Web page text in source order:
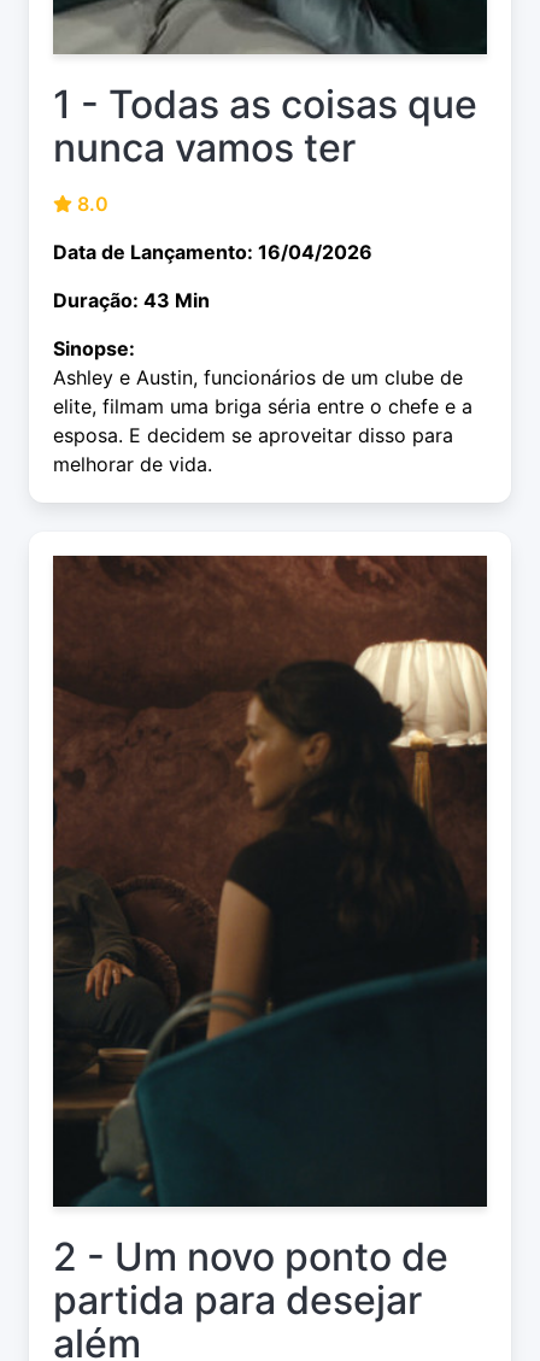
1 - Todas as coisas que
nunca vamos ter
8.0
Data de Lançamento: 16/04/2026
Duração: 43 Min
Sinopse:
Ashley e Austin, funcionários de um clube de
elite, filmam uma briga séria entre o chefe e a
esposa. E decidem se aproveitar disso para
melhorar de vida.
2 - Um novo ponto de
partida para desejar
além